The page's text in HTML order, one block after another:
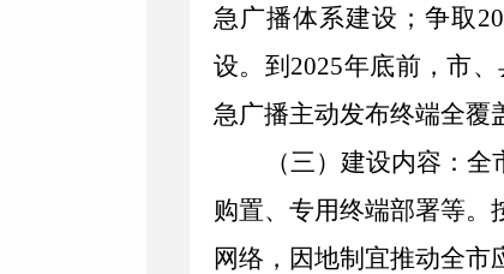
急广播体系建设；争取
设。到 2025年底前，市
急广播主动发布终端全覆
（三）建设内容： 全
购置、专用终端部署等。
网络，因地制宜推动全市